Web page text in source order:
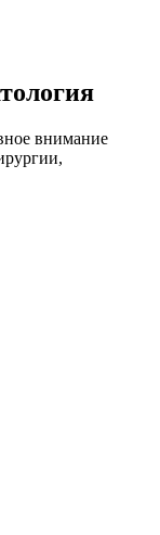
внимание